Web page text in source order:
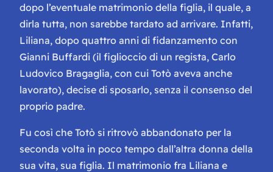
dopo l’eventuale matrimonio della figlia, il quale, a
dirla tutta, non sarebbe tardato ad arrivare. Infatti,
Liliana, dopo quattro anni di fidanzamento con
Gianni Buffardi (il figlioccio di un regista, Carlo
Ludovico Bragaglia, con cui Totò aveva anche
lavorato), decise di sposarlo, senza il consenso del
proprio padre.
Fu così che Totò si ritrovò abbandonato per la
seconda volta in poco tempo dall’altra donna della
sua vita, sua figlia. Il matrimonio fra Liliana e